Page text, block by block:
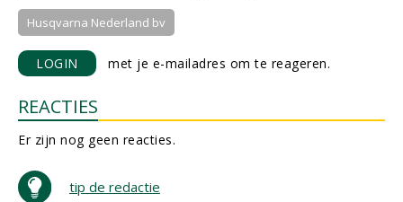
Husqvarna Nederland bv
LOGIN met je e-mailadres om te reageren.
REACTIES
Er zijn nog geen reacties.
tip de redactie